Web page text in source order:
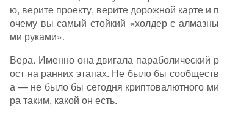
ю, верите проекту, верите дорожной карте и п
очему вы самый стойкий «холдер с алмазны
ми руками».
Вера. Именно она двигала параболический р
ост на ранних этапах. Не было бы сообществ
а — не было бы сегодня криптовалютного ми
ра таким, какой он есть.